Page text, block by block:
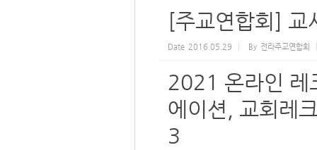
[주교연합회]
Date 2016.05.29 By 전라주교연합회
2021 온라인 레
에이션, 교회레
3